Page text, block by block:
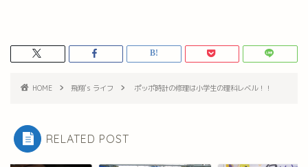
HOME 飛翔's ライフ ポッポ時計の修理は小学生の理科レベル！！
RELATED POST